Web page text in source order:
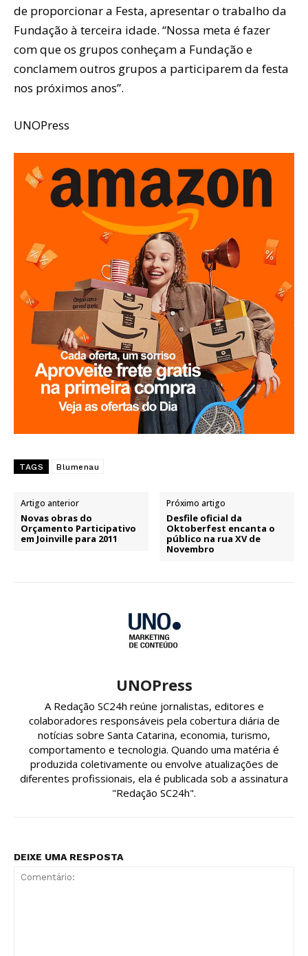
de proporcionar a Festa, apresentar o trabalho da
Fundação à terceira idade. “Nossa meta é fazer
com que os grupos conheçam a Fundação e
conclamem outros grupos a participarem da festa
nos próximos anos”.
UNOPress
TAGS Blumenau
Artigo anterior
Novas obras do
Orçamento Participativo
em Joinville para 2011
Próximo artigo
Desfile oficial da
Oktoberfest encanta o
público na rua XV de
Novembro
UNOPress
A Redação SC24h reúne jornalistas, editores e
colaboradores responsáveis pela cobertura diária de
notícias sobre Santa Catarina, economia, turismo,
comportamento e tecnologia. Quando uma matéria é
produzida coletivamente ou envolve atualizações de
diferentes profissionais, ela é publicada sob a assinatura
"Redação SC24h".
DEIXE UMA RESPOSTA